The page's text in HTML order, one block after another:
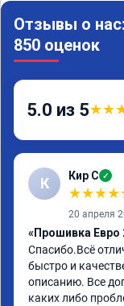
Отзывы о
850 оценок
5.0 из 5★★
К Кир С ✓
★★★★
20 апреля
«Прошивка Евро
Спасибо.Всё
быстро и
описанию. Все
каких либо